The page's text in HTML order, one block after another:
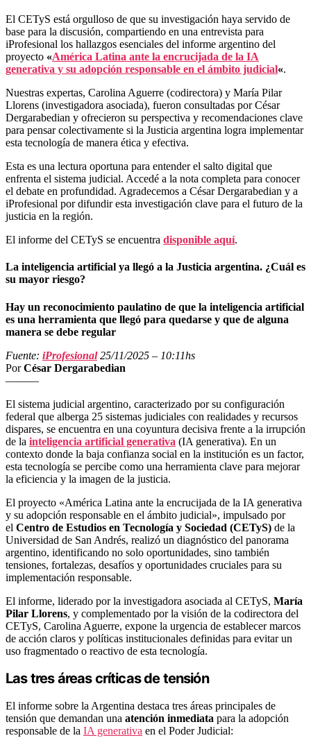
El CETyS está orgulloso de que su investigación haya servido de
base para la discusión, compartiendo en una entrevista para
iProfesional los hallazgos esenciales del informe argentino del
proyecto «América Latina ante la encrucijada de la IA
generativa y su adopción responsable en el ámbito judicial«.
Nuestras expertas, Carolina Aguerre (codirectora) y María Pilar
Llorens (investigadora asociada), fueron consultadas por César
Dergarabedian y ofrecieron su perspectiva y recomendaciones clave
para pensar colectivamente si la Justicia argentina logra implementar
esta tecnología de manera ética y efectiva.
Esta es una lectura oportuna para entender el salto digital que
enfrenta el sistema judicial. Accedé a la nota completa para conocer
el debate en profundidad. Agradecemos a César Dergarabedian y a
iProfesional por difundir esta investigación clave para el futuro de la
justicia en la región.
El informe del CETyS se encuentra disponible aquí.
La inteligencia artificial ya llegó a la Justicia argentina. ¿Cuál es
su mayor riesgo?
Hay un reconocimiento paulatino de que la inteligencia artificial
es una herramienta que llegó para quedarse y que de alguna
manera se debe regular
Fuente: iProfesional 25/11/2025 – 10:11hs
PorCésar Dergarabedian
———
El sistema judicial argentino, caracterizado por su configuración
federal que alberga 25 sistemas judiciales con realidades y recursos
dispares, se encuentra en una coyuntura decisiva frente a la irrupción
de la inteligencia artificial generativa (IA generativa). En un
contexto donde la baja confianza social en la institución es un factor,
esta tecnología se percibe como una herramienta clave para mejorar
la eficiencia y la imagen de la justicia.
El proyecto «América Latina ante la encrucijada de la IA generativa
y su adopción responsable en el ámbito judicial», impulsado por
el Centro de Estudios en Tecnología y Sociedad (CETyS) de la
Universidad de San Andrés, realizó un diagnóstico del panorama
argentino, identificando no solo oportunidades, sino también
tensiones, fortalezas, desafíos y oportunidades cruciales para su
implementación responsable.
El informe, liderado por la investigadora asociada al CETyS, María
Pilar Llorens, y complementado por la visión de la codirectora del
CETyS, Carolina Aguerre, expone la urgencia de establecer marcos
de acción claros y políticas institucionales definidas para evitar un
uso fragmentado o reactivo de esta tecnología.
Las tres áreas críticas de tensión
El informe sobre la Argentina destaca tres áreas principales de
tensión que demandan una atención inmediata para la adopción
responsable de la IA generativa en el Poder Judicial: